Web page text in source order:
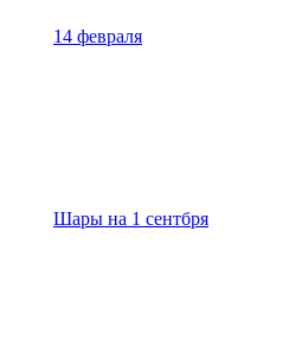
14 февраля
Шары на 1 сентбря